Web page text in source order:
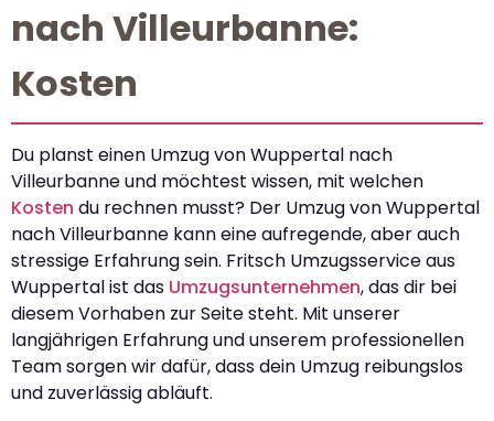
nach Villeurbanne:
Kosten
Du planst einen Umzug von Wuppertal nach
Villeurbanne und möchtest wissen, mit welchen
Kosten du rechnen musst? Der Umzug von Wuppertal
nach Villeurbanne kann eine aufregende, aber auch
stressige Erfahrung sein. Fritsch Umzugsservice aus
Wuppertal ist das Umzugsunternehmen, das dir bei
diesem Vorhaben zur Seite steht. Mit unserer
langjährigen Erfahrung und unserem professionellen
Team sorgen wir dafür, dass dein Umzug reibungslos
und zuverlässig abläuft.